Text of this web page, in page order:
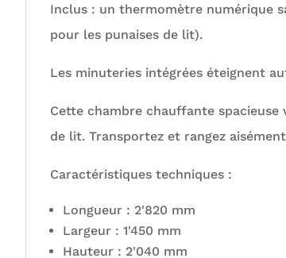
Inclus : un thermomètre numérique
pour les punaises de lit).
Les minuteries intégrées éteignent
Cette chambre chauffante
de lit. Transportez et rangez
Caractéristiques techniques :
Longueur : 2'820 mm
Largeur : 1'450 mm
Hauteur : 2'040 mm